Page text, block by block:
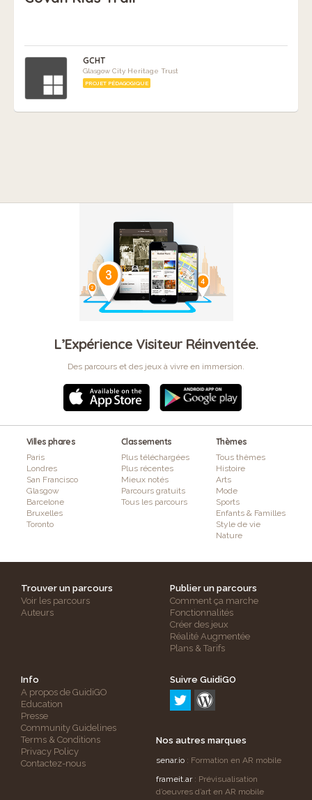
GCHT
Glasgow City Heritage Trust
PROJET PÉDAGOGIQUE
L’Expérience Visiteur Réinventée.
Des parcours et des jeux à vivre en immersion.
Villes phares
Paris
Londres
San Francisco
Glasgow
Barcelone
Bruxelles
Toronto
Classements
Plus téléchargées
Plus récentes
Mieux notés
Parcours gratuits
Tous les parcours
Thèmes
Tous thèmes
Histoire
Arts
Mode
Sports
Enfants & Familles
Style de vie
Nature
Trouver un parcours
Voir les parcours
Auteurs
Publier un parcours
Comment ça marche
Fonctionnalités
Créer des jeux
Réalité Augmentée
Plans & Tarifs
Info
A propos de GuidiGO
Education
Presse
Community Guidelines
Terms & Conditions
Privacy Policy
Contactez-nous
Suivre GuidiGO
Nos autres marques
senar.io : Formation en AR mobile
frameit.ar: Prévisualisation
d’oeuvres d’art en AR mobile